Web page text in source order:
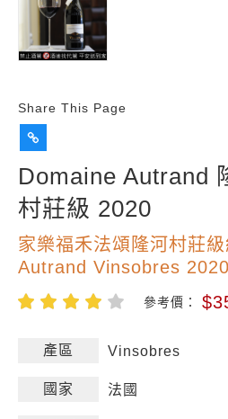
Share This Page
Domaine Autrand
村莊級 2020
家樂福禾法頌隆河村莊
Autrand Vinsobres 2020
參考價：
產區 Vinsobres
國家 法國